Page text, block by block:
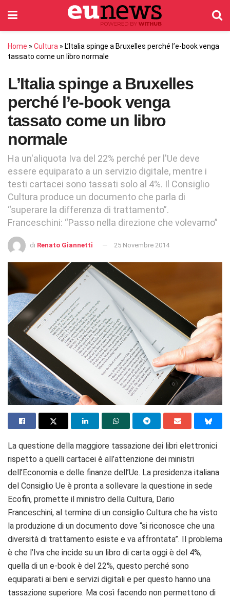
Home » Cultura » L’Italia spinge a Bruxelles perché l’e-book venga
tassato come un libro normale
L’Italia spinge a Bruxelles
perché l’e-book venga
tassato come un libro
normale
Ha un'aliquota Iva del 22% perché per l'Ue deve
essere equiparato a un servizio digitale, mentre i
testi cartacei sono tassati solo al 4%. Il Consiglio
Cultura produce un documento che parla di
“superare la differenza di trattamento”.
Franceschini: “Passo nella direzione che volevamo”
di Renato Giannetti 25 Novembre 2014
La questione della maggiore tassazione dei libri elettronici
rispetto a quelli cartacei è all’attenzione dei ministri
dell’Economia e delle finanze dell’Ue. La presidenza italiana
del Consiglio Ue è pronta a sollevare la questione in sede
Ecofin, promette il ministro della Cultura, Dario
Franceschini, al termine di un consiglio Cultura che ha visto
la produzione di un documento dove “si riconosce che una
diversità di trattamento esiste e va affrontata”. Il problema
è che l’Iva che incide su un libro di carta oggi è del 4%,
quella di un e-book è del 22%, questo perché sono
equiparati ai beni e servizi digitali e per questo hanno una
tassazione superiore. Ma così facendo non permettono di